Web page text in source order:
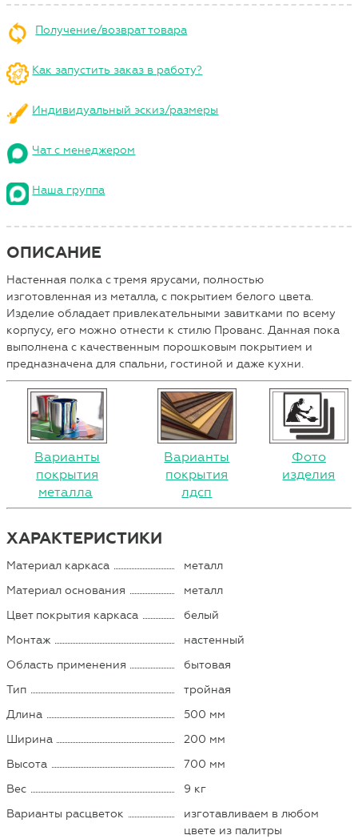
Получение/возврат товара
Как запустить заказ в работу?
Индивидуальный эскиз/размеры
Чат с менеджером
Наша группа
ОПИСАНИЕ
Настенная полка с тремя ярусами, полностью
изготовленная из металла, с покрытием белого цвета.
Изделие обладает привлекательными завитками по всему
корпусу, его можно отнести к стилю Прованс. Данная пока
выполнена с качественным порошковым покрытием и
предназначена для спальни, гостиной и даже кухни.
Варианты
покрытия
металла
Варианты
покрытия
лдсп
Фото
изделия
ХАРАКТЕРИСТИКИ
Материал каркаса
металл
Материал основания
металл
Цвет покрытия каркаса
белый
Монтаж
настенный
Область применения
бытовая
Тип
тройная
Длина
500 мм
Ширина
200 мм
Высота
700 мм
Вес
9 кг
Варианты расцветок
изготавливаем в любом
цвете из палитры